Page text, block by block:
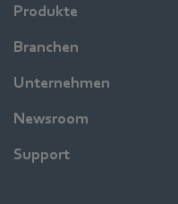
Produkte
Branchen
Unternehmen
Newsroom
Support